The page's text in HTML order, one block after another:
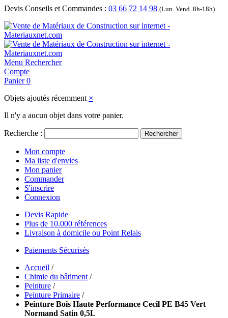
Devis Conseils et Commandes : 03 66 72 14 98 (Lun. Vend. 8h-18h)
Menu Rechercher
Compte
Panier 0
Objets ajoutés récemment ×
Il n'y a aucun objet dans votre panier.
Recherche : Rechercher
Mon compte
Ma liste d'envies
Mon panier
Commander
S'inscrire
Connexion
Devis Rapide
Plus de 10.000 références
Livraison à domicile ou Point Relais
Paiements Sécurisés
Accueil /
Chimie du bâtiment /
Peinture /
Peinture Primaire /
Peinture Bois Haute Performance Cecil PE B45 Vert
Normand Satin 0,5L